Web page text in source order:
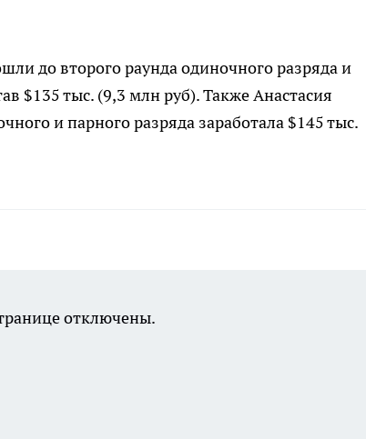
до второго раунда одиночного разряда и
$135 тыс. (9,3 млн руб). Также Анастасия
и парного разряда заработала $145 тыс.
отключены.